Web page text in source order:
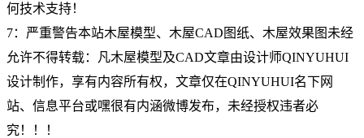
何技术支持！
7：严重警告本站木屋模型、木屋CAD图纸、木屋效果图未经
允许不得转载：凡木屋模型及CAD文章由设计师QINYUHUI
设计制作，享有内容所有权，文章仅在QINYUHUI名下网
站、信息平台或嘿很有内涵微博发布，未经授权违者必
究！！！